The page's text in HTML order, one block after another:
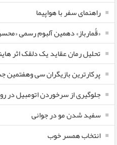
راهنمای سفر با هواپیما
«قُمارباز» دهمین آلبوم رسمی
تحلیل رمان عقاید یک دلقک اثر
پرکارترین بازیگران سی وهفتمین
جلوگیری از سرخوردن اتومبیل در
سفید شدن مو در جوانی
انتخاب همسر خوب